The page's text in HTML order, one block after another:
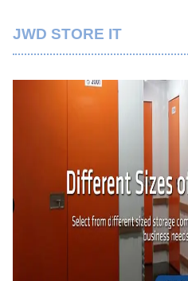
JWD STORE IT